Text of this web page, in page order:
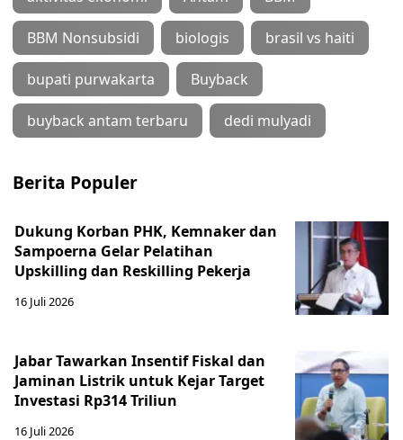
BBM Nonsubsidi biologis brasil vs haiti
bupati purwakarta Buyback
buyback antam terbaru dedi mulyadi
Berita Populer
Dukung Korban PHK, Kemnaker dan
Sampoerna Gelar Pelatihan
Upskilling dan Reskilling Pekerja
16 Juli 2026
Jabar Tawarkan Insentif Fiskal dan
Jaminan Listrik untuk Kejar Target
Investasi Rp314 Triliun
16 Juli 2026